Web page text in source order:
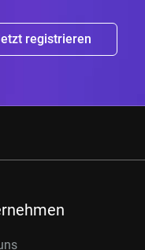
registrieren